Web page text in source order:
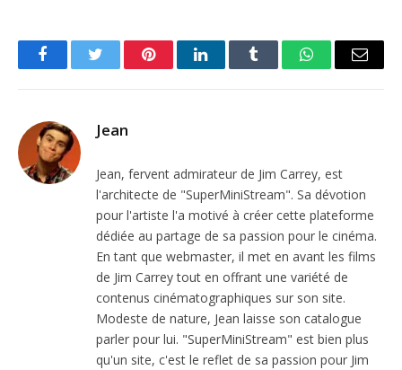
FacebookTwitter PinterestLinkedInTumblr WhatsAppEmail
Jean
Jean, fervent admirateur de Jim Carrey, est
l'architecte de "SuperMiniStream". Sa dévotion
pour l'artiste l'a motivé à créer cette plateforme
dédiée au partage de sa passion pour le cinéma.
En tant que webmaster, il met en avant les films
de Jim Carrey tout en offrant une variété de
contenus cinématographiques sur son site.
Modeste de nature, Jean laisse son catalogue
parler pour lui. "SuperMiniStream" est bien plus
qu'un site, c'est le reflet de sa passion pour Jim